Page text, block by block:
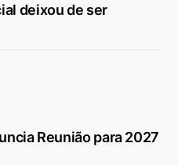
deixou de ser
Reunião para 2027